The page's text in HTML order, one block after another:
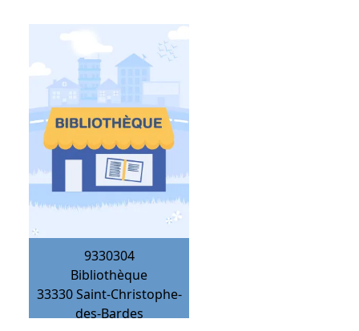
9330304
Bibliothèque
33330 Saint-Christophe-
des-Bardes